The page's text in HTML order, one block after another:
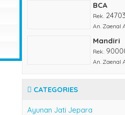
BCA
Rek.
An. Zaenal
Mandiri
Rek.
An. Zaenal
CATEGORIES
Ayunan Jati Jepara